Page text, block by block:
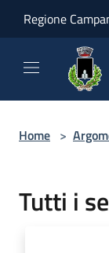
Regione
Home >
Tutti i